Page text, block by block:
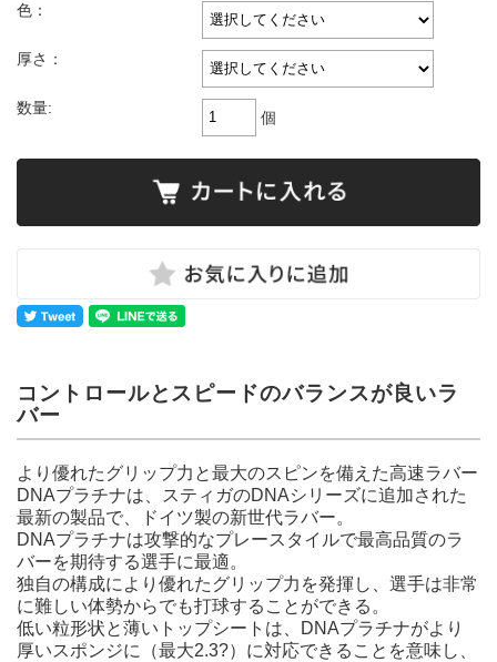
色：
厚さ：
数量:
個
コントロールとスピードのバランスが良いラ
バー
より優れたグリップ力と最大のスピンを備えた高速ラバー
DNAプラチナは、スティガのDNAシリーズに追加された
最新の製品で、ドイツ製の新世代ラバー。
DNAプラチナは攻撃的なプレースタイルで最高品質のラ
バーを期待する選手に最適。
独自の構成により優れたグリップ力を発揮し、選手は非常
に難しい体勢からでも打球することができる。
低い粒形状と薄いトップシートは、DNAプラチナがより
厚いスポンジに（最大2.3?）に対応できることを意味し、